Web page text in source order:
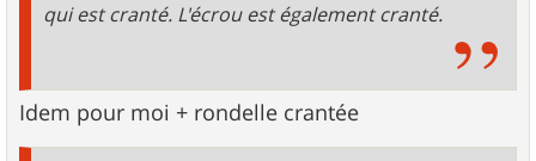
qui est cranté. L'écrou est également cranté.
Idem pour moi + rondelle crantée